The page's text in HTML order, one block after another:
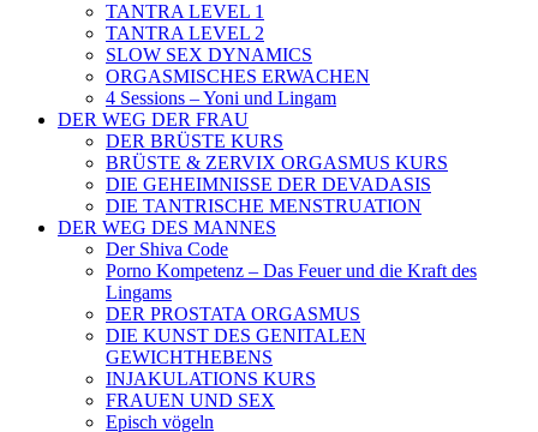
TANTRA LEVEL 1
TANTRA LEVEL 2
SLOW SEX DYNAMICS
ORGASMISCHES ERWACHEN
4 Sessions – Yoni und Lingam
DER WEG DER FRAU
DER BRÜSTE KURS
BRÜSTE & ZERVIX ORGASMUS KURS
DIE GEHEIMNISSE DER DEVADASIS
DIE TANTRISCHE MENSTRUATION
DER WEG DES MANNES
Der Shiva Code
Porno Kompetenz – Das Feuer und die Kraft des
Lingams
DER PROSTATA ORGASMUS
DIE KUNST DES GENITALEN
GEWICHTHEBENS
INJAKULATIONS KURS
FRAUEN UND SEX
Episch vögeln